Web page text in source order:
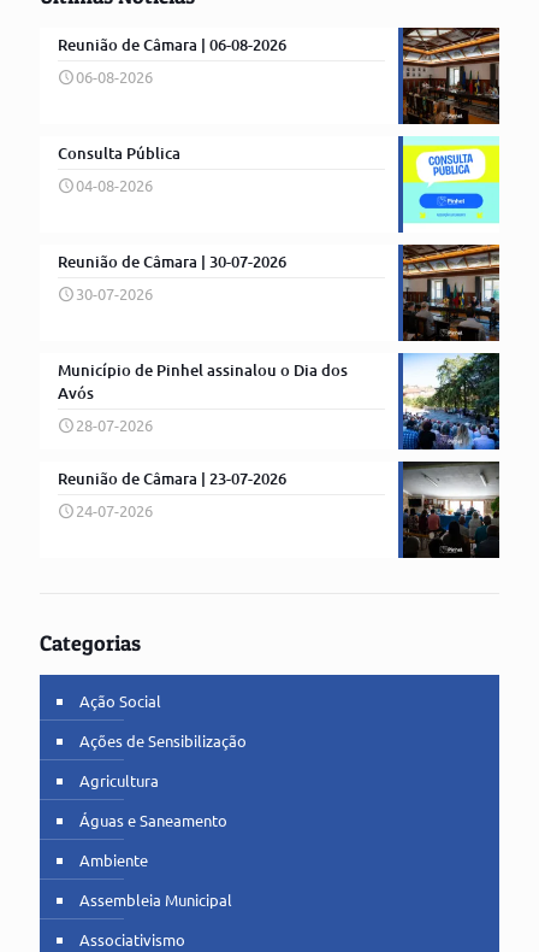
Reunião de Câmara | 06-08-2026
06-08-2026
Consulta Pública
04-08-2026
Reunião de Câmara | 30-07-2026
30-07-2026
Município de Pinhel assinalou o Dia dos
Avós
28-07-2026
Reunião de Câmara | 23-07-2026
24-07-2026
Categorias
Ação Social
Ações de Sensibilização
Agricultura
Águas e Saneamento
Ambiente
Assembleia Municipal
Associativismo